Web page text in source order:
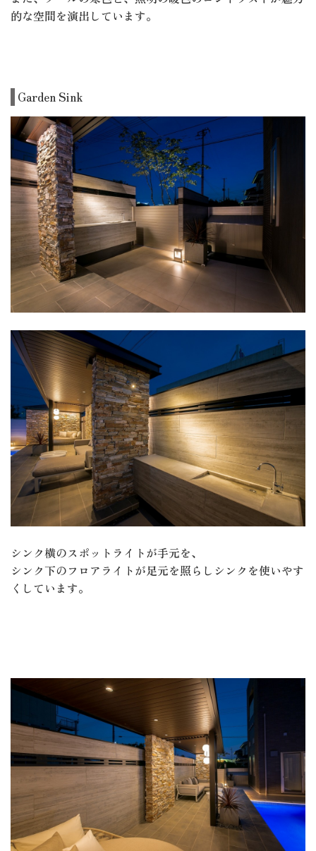
的な空間を演出しています。
Garden Sink
シンク横のスポットライトが手元を、
シンク下のフロアライトが足元を照らしシンクを使いやす
くしています。